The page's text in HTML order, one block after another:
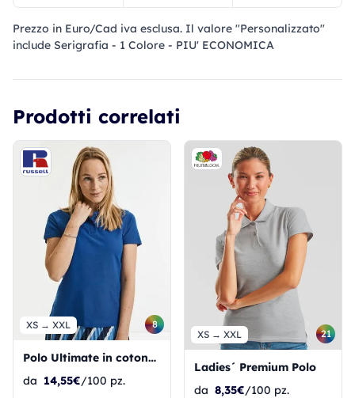
Prezzo in Euro/Cad iva esclusa. Il valore "Personalizzato"
include Serigrafia - 1 Colore - PIU' ECONOMICA
Prodotti correlati
XS → XXL 8
Polo Ultimate in cotone donna
da 14,55€/100 pz.
XS → XXL 21
Ladies´ Premium Polo
da 8,35€/100 pz.